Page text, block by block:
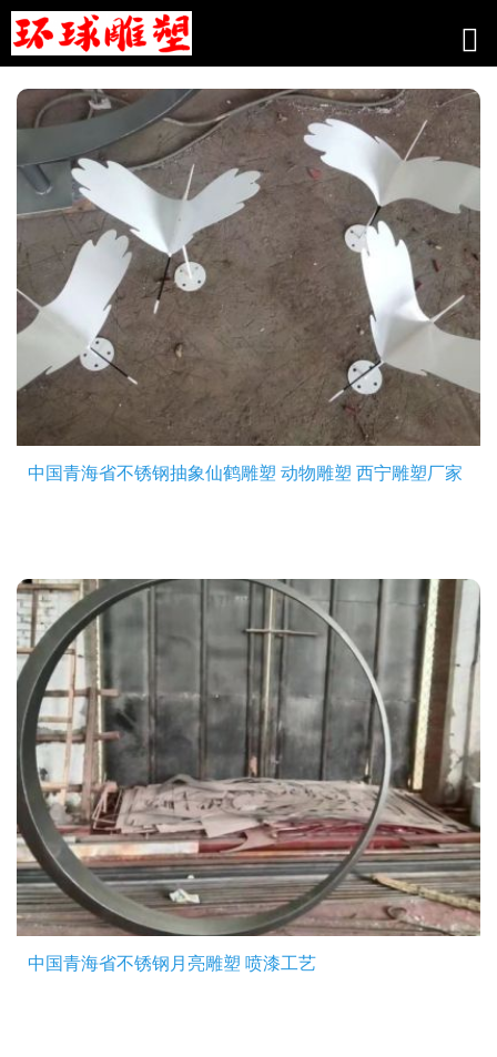
中国青海省不锈钢抽象仙鹤雕塑 动物雕塑 西宁雕塑厂家
中国青海省不锈钢月亮雕塑 喷漆工艺